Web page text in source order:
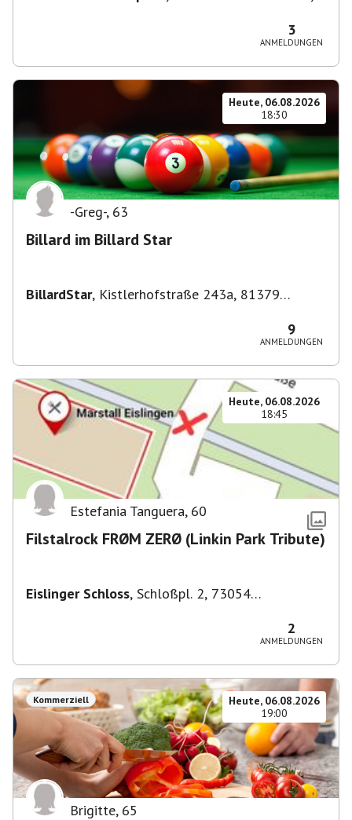
3
ANMELDUNGEN
Heute, 06.08.2026
18:30
-Greg-, 63
Billard im Billard Star
BillardStar, Kistlerhofstraße 243a, 81379
9
ANMELDUNGEN
Heute, 06.08.2026
18:45
Estefania Tanguera, 60
Filstalrock FRØM ZERØ (Linkin Park Tribute)
Eislinger Schloss, Schloßpl. 2, 73054
2
ANMELDUNGEN
Kommerziell
Heute, 06.08.2026
19:00
Brigitte, 65